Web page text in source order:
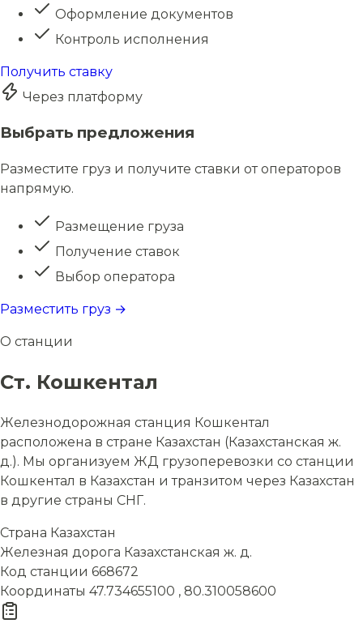
Оформление документов
Контроль исполнения
Получить ставку
Через платформу
Выбрать предложения
Разместите груз и получите ставки от операторов
напрямую.
Размещение груза
Получение ставок
Выбор оператора
Разместить груз →
О станции
Ст. Кошкентал
Железнодорожная станция Кошкентал
расположена в стране Казахстан (Казахстанская ж.
д.). Мы организуем ЖД грузоперевозки со станции
Кошкентал в Казахстан и транзитом через Казахстан
в другие страны СНГ.
Страна Казахстан
Железная дорога Казахстанская ж. д.
Код станции 668672
Координаты 47.734655100 , 80.310058600